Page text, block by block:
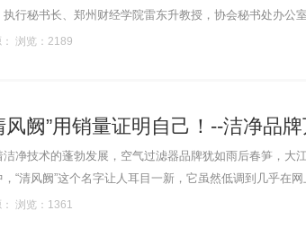
执行秘书长、郑州财经学院雷东升教授，协会秘书处办
净化科技有限公司走访调研。协会豫南办事处副主任、河
： 浏览：2189
风阙”用销量证明自己！--洁净品牌
洁净技术的蓬勃发展，空气过滤器品牌犹如雨后春笋，大
，“清风阙”这个名字让人耳目一新，它虽然低调到几乎在
多亿，这个销量不得不让人刮目相看。4月27日，河南省洁
： 浏览：1361